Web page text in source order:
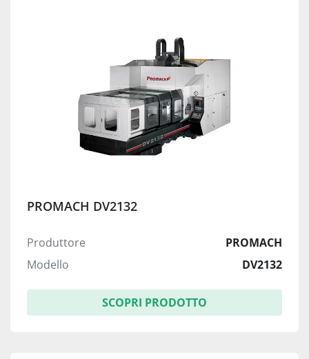
PROMACH DV2132
Produttore
PROMACH
Modello
DV2132
SCOPRI PRODOTTO